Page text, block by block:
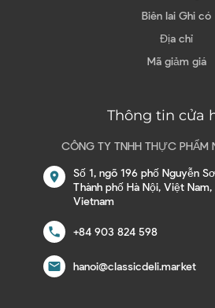
Biên lai Ghi có
Địa chỉ
Mã giảm giá
Thông tin cửa
CÔNG TY TNHH THỰC PHẨM
location_on
Số 1, ngõ 196 phố Nguyễn
Thành phố Hà Nội, Việt
Vietnam
call +84 903 824 598
email hanoi@classicdeli.market